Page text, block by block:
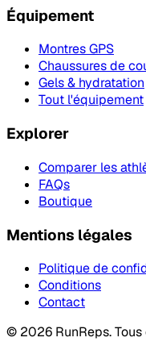
Équipement
Montres GPS
Chaussures de
Gels & hydratation
Tout l'équipement
Explorer
Comparer les
FAQs
Boutique
Mentions légales
Politique de
Conditions
Contact
© 2026 RunReps.